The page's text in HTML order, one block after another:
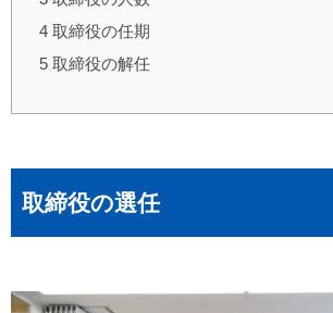
4 取締役の任期
5 取締役の解任
取締役の選任